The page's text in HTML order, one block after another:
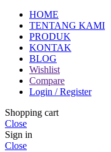
HOME
TENTANG KAMI
PRODUK
KONTAK
BLOG
Wishlist
Compare
Login / Register
Shopping cart
Close
Sign in
Close